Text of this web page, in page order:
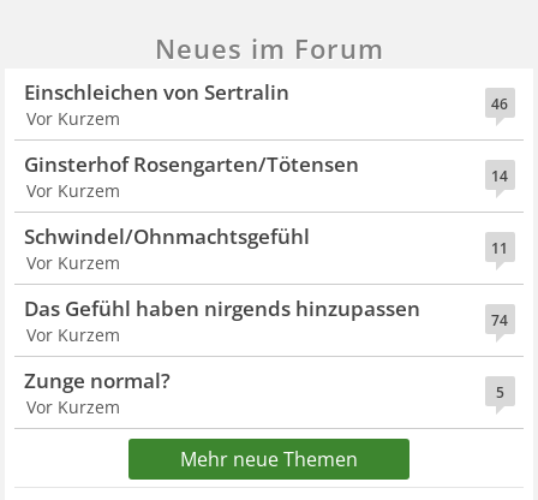
Neues im Forum
46
Einschleichen von Sertralin
Vor Kurzem
14
Ginsterhof Rosengarten/Tötensen
Vor Kurzem
11
Schwindel/Ohnmachtsgefühl
Vor Kurzem
74
Das Gefühl haben nirgends hinzupassen
Vor Kurzem
5
Zunge normal?
Vor Kurzem
Mehr neue Themen